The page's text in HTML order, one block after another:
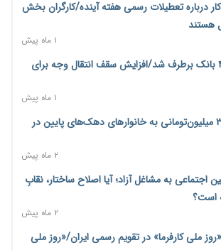
مسکن به متقاضیان رسید؛ اولویت با پروژه‌های
صندوق‌های بازنشستگی؛ اعتماد بیمه‌پردازان را
است؟ تأکید بر افزایش مزد پایه و شفافیت سبد
۶ ساعت پیش
درباره تعطیلات رسمی هفته آینده/کارگران بخش
۱ ماه پیش
اختلال خدمات ۴ بانک برطرف شد/افزایش سقف انتقال وجه برای
۱ ماه پیش
پرداخت اعتبار ۳۰ میلیون‌تومانی به خانوارهای دهک‌های پایین در
۲ ماه پیش
اجتماعی به مشاغل آزاد؛ آیا اصلاح ساختار، نقابِ
است؟
۲ ماه پیش
«روز ملی کارفرما» در تقویم رسمی ایران/«روز ملی